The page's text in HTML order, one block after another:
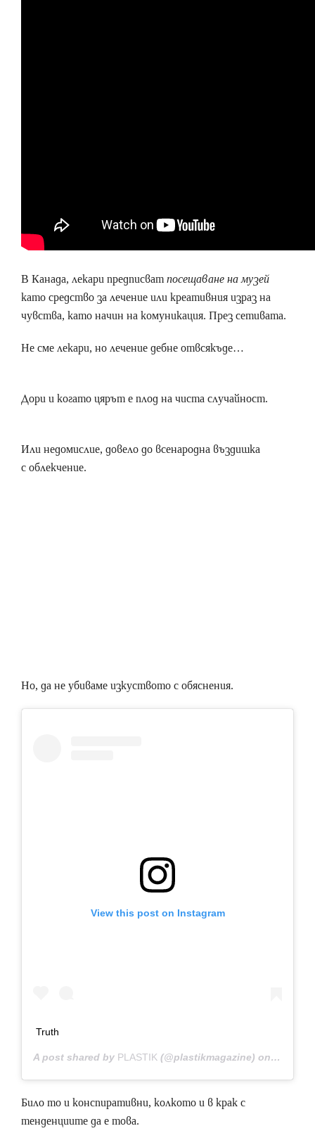
В Канада, лекари предписватпосещаване на музей
като средство за лечение или креативния израз на
чувства, като начин на комуникация. През сетивата.
Не сме лекари, но лечение дебне отвсякъде…
Дори и когато цярът е плод на чиста случайност.
Или недомислие, довело до всенародна въздишка
с облекчение.
Но, да не убиваме изкуството с обяснения.
View this post on Instagram
Truth
A post shared by PLASTIK (@plastikmagazine) on Nov 6,
Било то и конспиративни, колкото и в крак с
тенденциите да е това.